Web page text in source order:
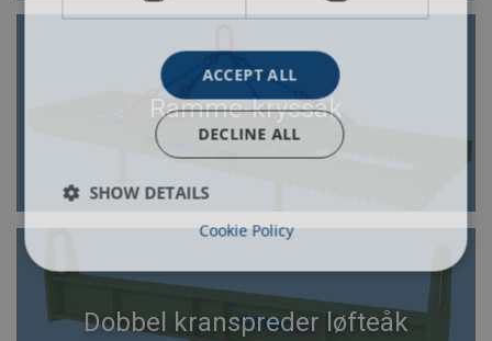
Ramme-kryssåk
Dobbel kranspreder løfteåk
ACCEPT ALL
DECLINE ALL
SHOW DETAILS
Cookie Policy